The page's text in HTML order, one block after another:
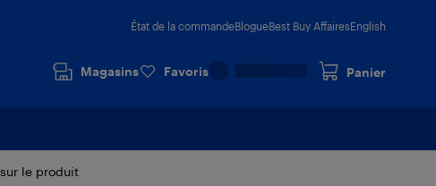
État de la commandeBlogueBest Buy AffairesEnglish
Magasins Favoris Panier
le produit